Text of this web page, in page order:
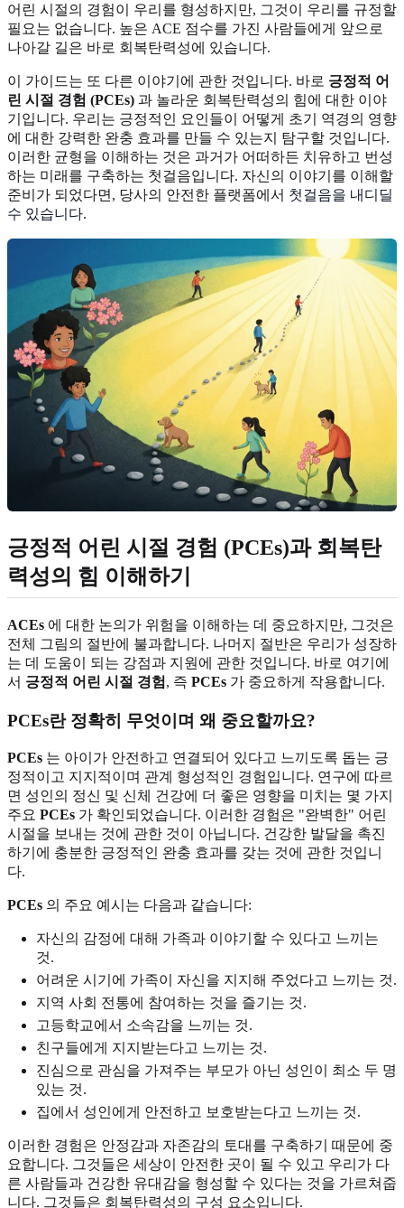
어린 시절의 경험이 우리를 형성하지만, 그것이 우리를 규정할
필요는 없습니다. 높은 ACE 점수를 가진 사람들에게 앞으로
나아갈 길은 바로 회복탄력성에 있습니다.
이 가이드는 또 다른 이야기에 관한 것입니다. 바로 긍정적 어
린 시절 경험 (PCEs) 과 놀라운 회복탄력성의 힘에 대한 이야
기입니다. 우리는 긍정적인 요인들이 어떻게 초기 역경의 영향
에 대한 강력한 완충 효과를 만들 수 있는지 탐구할 것입니다.
이러한 균형을 이해하는 것은 과거가 어떠하든 치유하고 번성
하는 미래를 구축하는 첫걸음입니다. 자신의 이야기를 이해할
준비가 되었다면, 당사의 안전한 플랫폼에서 첫걸음을 내디딜
수 있습니다.
긍정적 어린 시절 경험 (PCEs)과 회복탄
력성의 힘 이해하기
ACEs 에 대한 논의가 위험을 이해하는 데 중요하지만, 그것은
전체 그림의 절반에 불과합니다. 나머지 절반은 우리가 성장하
는 데 도움이 되는 강점과 지원에 관한 것입니다. 바로 여기에
서 긍정적 어린 시절 경험 , 즉 PCEs 가 중요하게 작용합니다.
PCEs란 정확히 무엇이며 왜 중요할까요?
PCEs 는 아이가 안전하고 연결되어 있다고 느끼도록 돕는 긍
정적이고 지지적이며 관계 형성적인 경험입니다. 연구에 따르
면 성인의 정신 및 신체 건강에 더 좋은 영향을 미치는 몇 가지
주요 PCEs 가 확인되었습니다. 이러한 경험은 "완벽한" 어린
시절을 보내는 것에 관한 것이 아닙니다. 건강한 발달을 촉진
하기에 충분한 긍정적인 완충 효과를 갖는 것에 관한 것입니
다.
PCEs 의 주요 예시는 다음과 같습니다:
자신의 감정에 대해 가족과 이야기할 수 있다고 느끼는
것.
어려운 시기에 가족이 자신을 지지해 주었다고 느끼는 것.
지역 사회 전통에 참여하는 것을 즐기는 것.
고등학교에서 소속감을 느끼는 것.
친구들에게 지지받는다고 느끼는 것.
진심으로 관심을 가져주는 부모가 아닌 성인이 최소 두 명
있는 것.
집에서 성인에게 안전하고 보호받는다고 느끼는 것.
이러한 경험은 안정감과 자존감의 토대를 구축하기 때문에 중
요합니다. 그것들은 세상이 안전한 곳이 될 수 있고 우리가 다
른 사람들과 건강한 유대감을 형성할 수 있다는 것을 가르쳐줍
니다. 그것들은 회복탄력성의 구성 요소입니다.